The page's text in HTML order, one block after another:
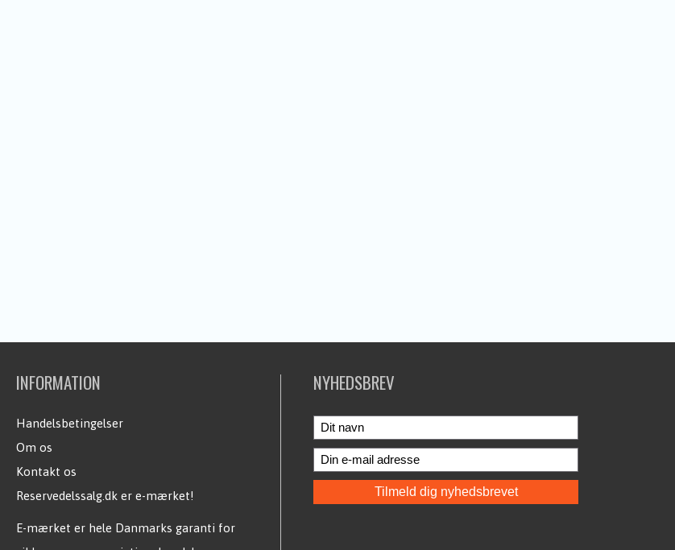
INFORMATION
Handelsbetingelser
Om os
Kontakt os
Reservedelssalg.dk er e-mærket!
E-mærket er hele Danmarks garanti for
NYHEDSBREV